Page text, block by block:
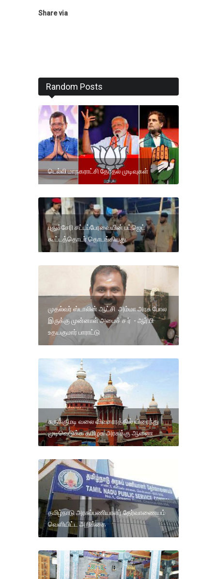
Share via
Random Posts
டெல்லி மாநகராட்சி தேர்தல் முடிவுகள்
புதுச்சேரி சட்டப்பேரவையின் பட்ஜெட்
கூட்டத்தொடர் தொடங்கியது.
முதல்வர் ஸ்டாலின் ஆட்சி அம்மா அரசு போல
இருக்கு முன்னாள் அமைச் ச ர் - ஆர்.பி
உதயகுமார் பாராட்டு
சுருக்குமடி வலை விவகாரத்தில் விரைந்து
முடிவெடுக்க தமிழக அரசுக்கு ஆணை
தமிழ்நாடு அரசுப்பணியாளர் தேர்வாணையம்
வெளியிட்ட அறிக்கை